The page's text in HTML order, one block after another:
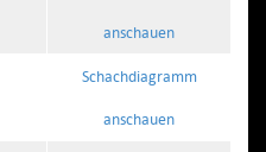
anschauen
Schachdiagramm
anschauen